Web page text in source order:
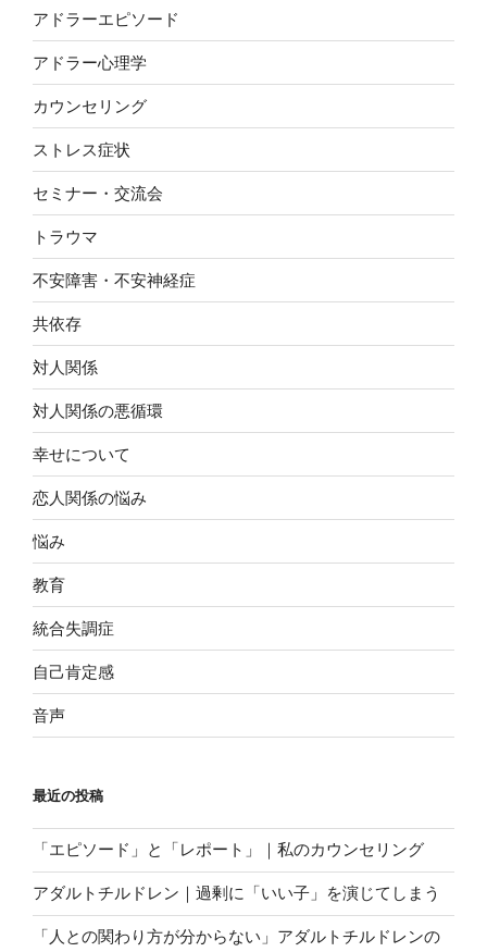
アドラーエピソード
アドラー心理学
カウンセリング
ストレス症状
セミナー・交流会
トラウマ
不安障害・不安神経症
共依存
対人関係
対人関係の悪循環
幸せについて
恋人関係の悩み
悩み
教育
統合失調症
自己肯定感
音声
最近の投稿
「エピソード」と「レポート」｜私のカウンセリング
アダルトチルドレン｜過剰に「いい子」を演じてしまう
「人との関わり方が分からない」アダルトチルドレンの